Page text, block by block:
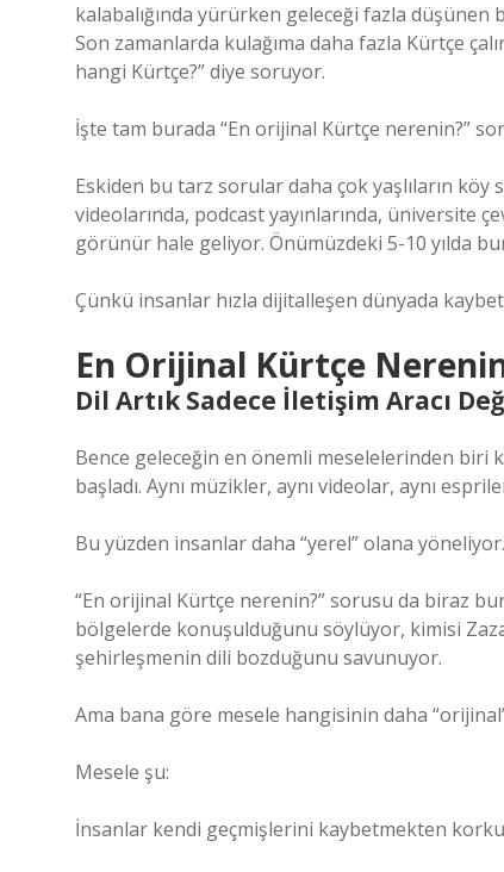
kalabalığında yürürken geleceği fazla
Son zamanlarda kulağıma daha fazla Kürtçe
hangi Kürtçe?” diye soruyor.
İşte tam burada “En orijinal Kürtçe nerenin?”
Eskiden bu tarz sorular daha çok yaşlıların
videolarında, podcast yayınlarında, üniversite
görünür hale geliyor. Önümüzdeki 5-10 yılda
Çünkü insanlar hızla dijitalleşen dünyada
En Orijinal Kürtçe
Dil Artık Sadece İletişim Aracı
Bence geleceğin en önemli meselelerinden
başladı. Aynı müzikler, aynı videolar, aynı
Bu yüzden insanlar daha “yerel” olana yöneliyor.
“En orijinal Kürtçe nerenin?” sorusu da biraz
bölgelerde konuşulduğunu söylüyor, kimisi
şehirleşmenin dili bozduğunu savunuyor.
Ama bana göre mesele hangisinin daha
Mesele şu:
İnsanlar kendi geçmişlerini kaybetmekten